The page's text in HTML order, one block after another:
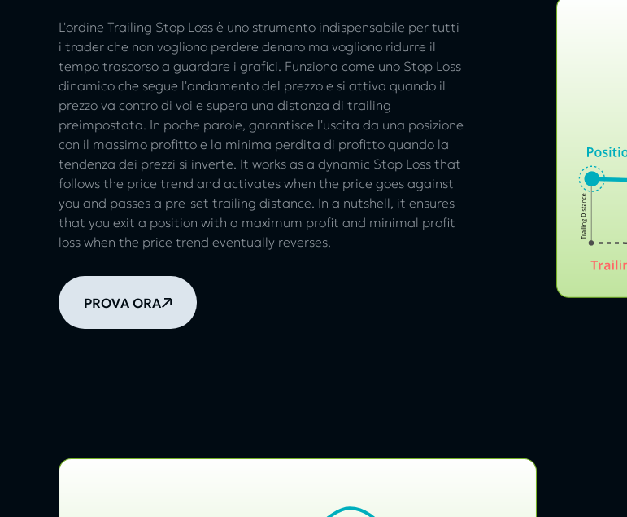
L'ordine Trailing Stop Loss è uno strumento indispensabile per tutti
i trader che non vogliono perdere denaro ma vogliono ridurre il
tempo trascorso a guardare i grafici. Funziona come uno Stop Loss
dinamico che segue l'andamento del prezzo e si attiva quando il
prezzo va contro di voi e supera una distanza di trailing
preimpostata. In poche parole, garantisce l'uscita da una posizione
con il massimo profitto e la minima perdita di profitto quando la
tendenza dei prezzi si inverte. It works as a dynamic Stop Loss that
follows the price trend and activates when the price goes against
you and passes a pre-set trailing distance. In a nutshell, it ensures
that you exit a position with a maximum profit and minimal profit
loss when the price trend eventually reverses.
PROVA ORA